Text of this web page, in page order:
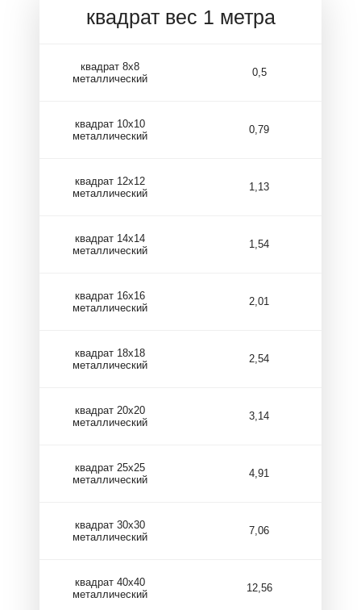
квадрат вес 1 метра
квадрат 8х8
металлический
0,5
квадрат 10х10
металлический
0,79
квадрат 12х12
металлический
1,13
квадрат 14х14
металлический
1,54
квадрат 16х16
металлический
2,01
квадрат 18х18
металлический
2,54
квадрат 20х20
металлический
3,14
квадрат 25х25
металлический
4,91
квадрат 30х30
металлический
7,06
квадрат 40х40
металлический
12,56